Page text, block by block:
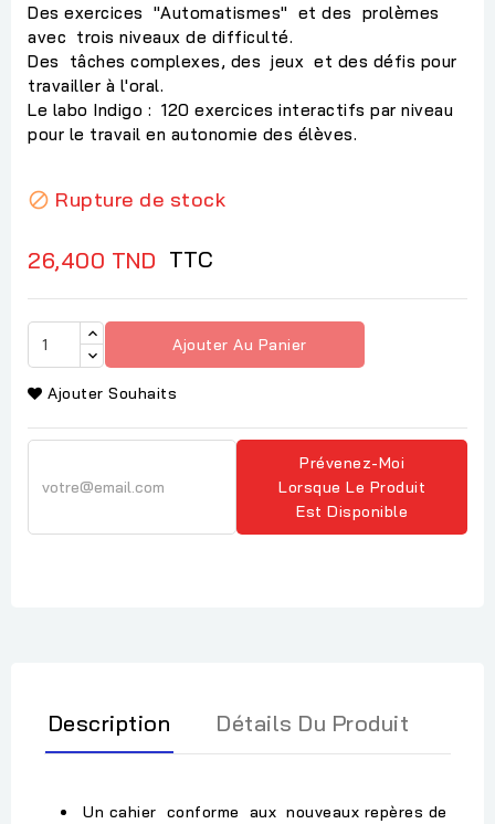
Des exercices "Automatismes" et des prolèmes
avec trois niveaux de difficulté.
Des tâches complexes, des jeux et des défis pour
travailler à l'oral.
Le labo Indigo : 120 exercices interactifs par niveau
pour le travail en autonomie des élèves.
 Rupture de stock
26,400 TND TTC
Ajouter Au Panier
Ajouter Souhaits
Prévenez-Moi
Lorsque Le Produit
Est Disponible
Description Détails Du Produit
Un cahier conforme aux nouveaux repères de